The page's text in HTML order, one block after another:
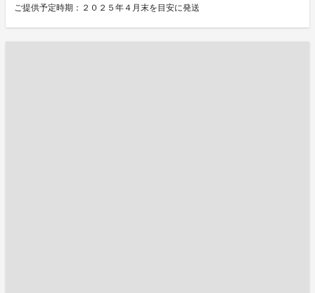
ご提供予定時期：２０２５年４月末を目安に発送